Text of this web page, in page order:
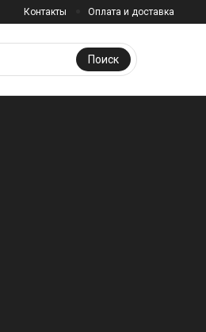
Контакты Оплата и доставка
Поиск